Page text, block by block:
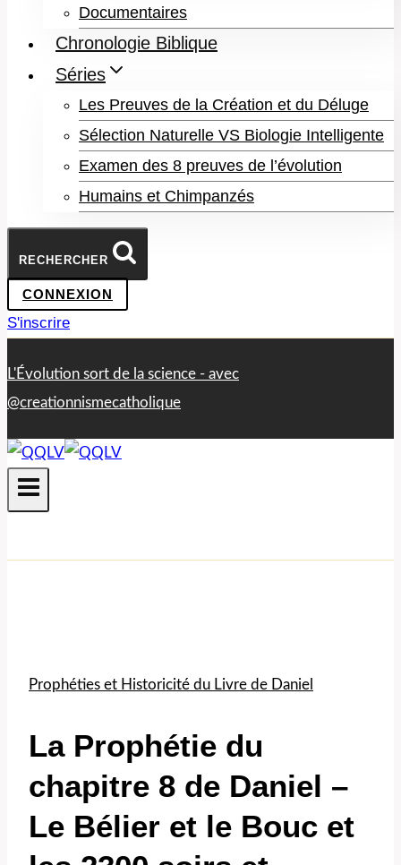
Documentaires
Chronologie Biblique
Séries
Les Preuves de la Création et du Déluge
Sélection Naturelle VS Biologie Intelligente
Examen des 8 preuves de l’évolution
Humains et Chimpanzés
RECHERCHER
CONNEXION
S'inscrire
L'Évolution sort de la science - avec​
@creationnismecatholique
Prophéties et Historicité du Livre de Daniel
La Prophétie du
chapitre 8 de Daniel –
Le Bélier et le Bouc et